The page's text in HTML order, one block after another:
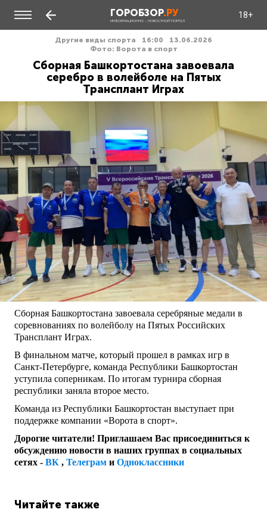
ГОРОБЗОР.РУ
ИНФОРМАЦИОННО - НОВОСТНОЙ ПОРТАЛ
18+
Другие виды спорта 16:00
13.06.2026
Фото: Ворота в спорт
Сборная Башкортостана завоевала
серебро в волейболе на Пятых
Трансплант Играх
Сборная Башкортостана завоевала серебряные медали в
соревнованиях по волейболу на Пятых Российских
Трансплант Играх.
В финальном матче, который прошел в рамках игр в
Санкт-Петербурге, команда Республики Башкортостан
уступила соперникам. По итогам турнира сборная
республики заняла второе место.
Команда из Республики Башкортостан выступает при
поддержке компании «Ворота в спорт».
Дорогие читатели! Приглашаем Вас присоединиться к
обсуждению новости в наших группах в социальных
сетях - ВК , Телеграм и Одноклассники
Читайте также